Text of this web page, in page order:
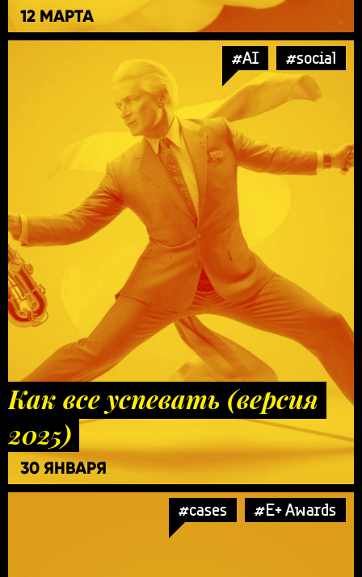
12 МАРТА
#AI #social
Как все успевать (версия
2025)
30 ЯНВАРЯ
#cases #E+ Awards